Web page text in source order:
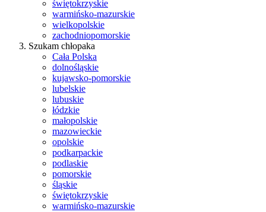
świętokrzyskie
warmińsko-mazurskie
wielkopolskie
zachodniopomorskie
Szukam chłopaka
Cała Polska
dolnośląskie
kujawsko-pomorskie
lubelskie
lubuskie
łódzkie
małopolskie
mazowieckie
opolskie
podkarpackie
podlaskie
pomorskie
śląskie
świętokrzyskie
warmińsko-mazurskie